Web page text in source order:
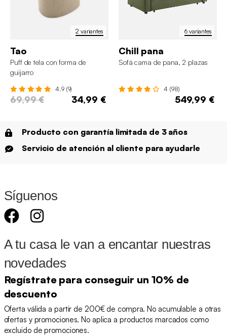
2 variantes
Tao
Puff de tela con forma de
guijarro
4.9 (9)
69,99 € 34,99 €
6 variantes
Chill pana
Sofá cama de pana, 2 plazas
4 (98)
549,99 €
Producto con garantía limitada de 3 años
Servicio de atención al cliente para ayudarle
Síguenos
A tu casa le van a encantar nuestras
novedades
Regístrate para conseguir un 10% de
descuento
Oferta válida a partir de 200€ de compra. No acumulable a otras
ofertas y promociones. No aplica a productos marcados como
excluido de promociones.